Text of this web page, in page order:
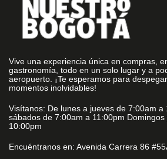
Vive una experiencia única en compras,
gastronomía, todo en un solo lugar y a
aeropuerto. ¡Te esperamos para
momentos inolvidables!
Visítanos: De lunes a jueves de 7:00am a
sábados de 7:00am a 11:00pm
10:00pm
Encuéntranos en: Avenida Carrera 86